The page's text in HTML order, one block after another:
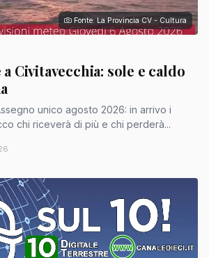
Fonte: La Provincia CV - Cultura
Civitavecchia: sole e caldo
unico agosto 2026: in arrivo i
chi riceverà di più e chi perderà...